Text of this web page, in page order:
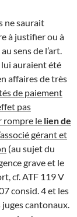
ne saurait
à justifier ou à
sens de l’art.
lui auraient été
affaires de très
de paiement
pas
rompre le lien de
gérant et
(au sujet du
grave et le
cf. ATF 119 V
consid. 4 et les
cantonaux.